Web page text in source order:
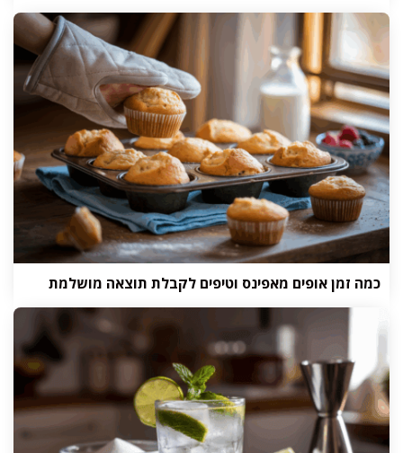
כמה זמן אופים מאפינס וטיפים לקבלת תוצאה מושלמת